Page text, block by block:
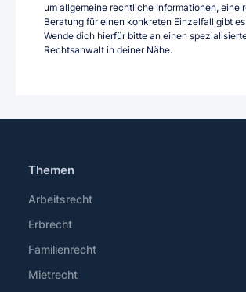
um allgemeine rechtliche Informationen, eine
Beratung für einen konkreten Einzelfall gibt
Wende dich hierfür bitte an einen
Rechtsanwalt in deiner Nähe.
Themen
Arbeitsrecht
Erbrecht
Familienrecht
Mietrecht